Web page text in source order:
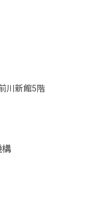
川新館5階
構